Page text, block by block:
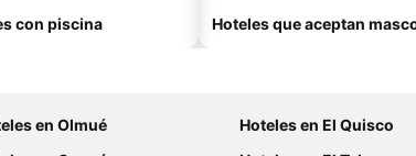
con piscina Hoteles que aceptan
en Olmué
Hoteles en El Quisco